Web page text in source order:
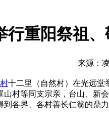
行重阳祭祖
来源：
十二里（自然村）在光远堂
村等同支宗亲，台山、新
各界、各村善长仁翁的鼎力